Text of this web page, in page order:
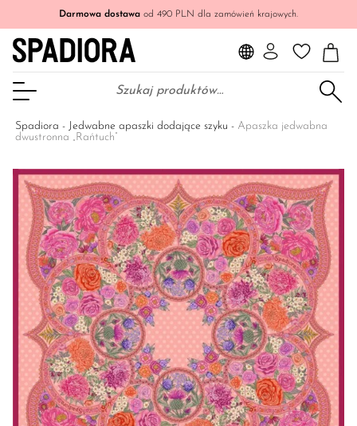
Darmowa dostawa od 490 PLN dla zamówień krajowych.
Szukaj:
Spadiora - Jedwabne apaszki dodające szyku - Apaszka jedwabna
dwustronna „Rańtuch”